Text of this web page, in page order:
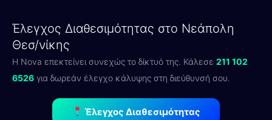
Έλεγχος Διαθεσιμότητας στο Νεάπολη
Θεσ/νίκης
Η Nova επεκτείνει συνεχώς το δίκτυό της. Κάλεσε 211 102
6526 για δωρεάν έλεγχο κάλυψης στη διεύθυνσή σου.
Έλεγχος Διαθεσιμότητας